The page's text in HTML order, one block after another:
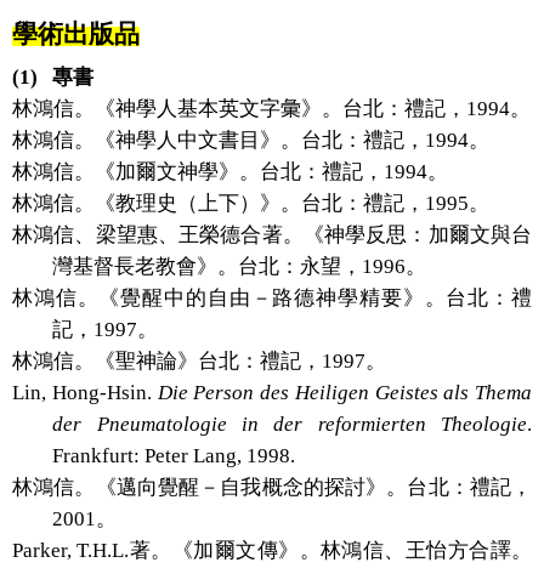
學術出版品
(1) 專書
林鴻信。《神學人基本英文字彙》。台北：禮記， 1994。
林鴻信。《神學人中文書目》。台北：禮記， 1994。
林鴻信。《加爾文神學》。台北：禮記， 1994。
林鴻信。《教理史（上下）》。台北：禮記， 1995。
林鴻信、梁望惠、王榮德合著。《神學反思：加爾文與台
灣基督長老教會》。台北：永望， 1996。
林鴻信。《覺醒中的自由－路德神學精要》。台北：禮
記， 1997。
林鴻信。《聖神論》台北：禮記， 1997。
Lin, Hong-Hsin. Die Person des Heiligen Geistes als Thema
der Pneumatologie in der reformierten Theologie.
Frankfurt: Peter Lang, 1998.
林鴻信。《邁向覺醒 － 自我概念的探討》。台北： 禮記 ，
2001 。
Parker, T.H.L.著。《加爾文傳》。林鴻信、王怡方合譯。